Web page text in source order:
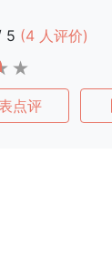
5 (4 人评价)
点评